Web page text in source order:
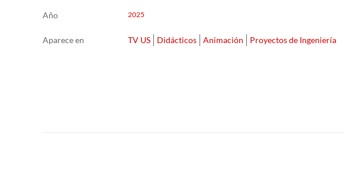
Año 2025
Aparece en TV US Didácticos Animación Proyectos de Ingeniería